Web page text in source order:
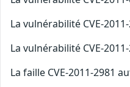
La vulnérabilité CVE-
La vulnérabilité CVE-
La faille CVE-2011-2981